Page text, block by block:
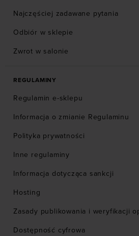
Najczęściej zadawane pytania
Odbiór w sklepie
Zwrot w salonie
REGULAMINY
Regulamin e-sklepu
Informacja o zmianie Regulaminu
Polityka prywatności
Inne regulaminy
Informacja dotycząca sankcji
Hosting
Zasady publikowania i weryfikacji
Dostępność cyfrowa